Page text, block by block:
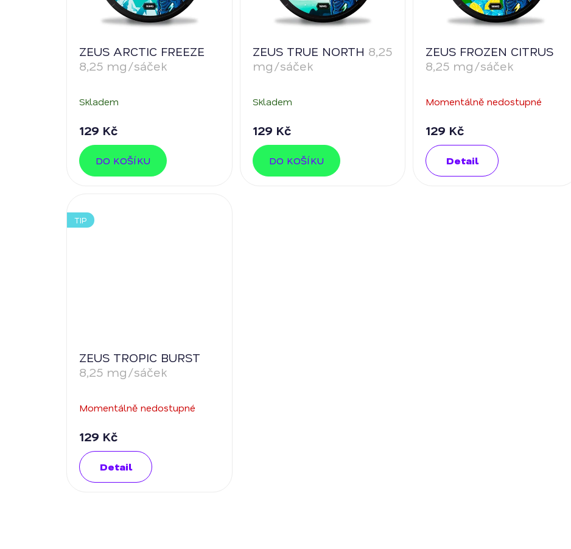
ZEUS ARCTIC FREEZE
8,25 mg/sáček
Skladem
129 Kč
DO KOŠÍKU
ZEUS TRUE NORTH 8,25
mg/sáček
Skladem
129 Kč
DO KOŠÍKU
ZEUS FROZEN CITRUS
8,25 mg/sáček
Momentálně nedostupné
129 Kč
Detail
TIP
ZEUS TROPIC BURST
8,25 mg/sáček
Momentálně nedostupné
129 Kč
Detail